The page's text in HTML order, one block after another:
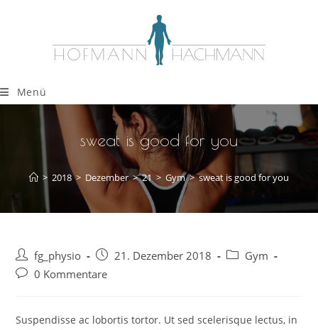
Menü
sweat is good for you
> 2018 > Dezember > 21 > Gym > sweat is good for you
fg_physio 21. Dezember 2018
Gym
0 Kommentare
Suspendisse ac lobortis tortor. Ut sed scelerisque lectus, in